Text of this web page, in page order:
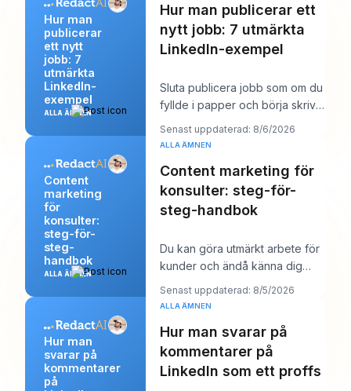
Hur man
publicerar
ett nytt
jobb: 7
utmärkta
LinkedIn-
exempel
ALLA ÄMNEN
Hur man publicerar ett
nytt jobb: 7 utmärkta
LinkedIn-exempel
Sluta publicera jobb som om du
fyllde i papper och börja skriva
dem som om du försökte vinna
över en
Senast uppdaterad: 8/6/2026
Content
marketing
för
konsulter:
steg-för-
steg-
handbok
ALLA ÄMNEN
ALLA ÄMNEN
Content marketing för
konsulter: steg-för-
steg-handbok
Du kan göra utmärkt arbete för
kunder och ändå känna dig
märkligt osynlig online. Arbetet
levereras,
Senast uppdaterad: 8/5/2026
Hur man
svarar på
kommentarer
på
ALLA ÄMNEN
Hur man svarar på
kommentarer på
LinkedIn som ett proffs